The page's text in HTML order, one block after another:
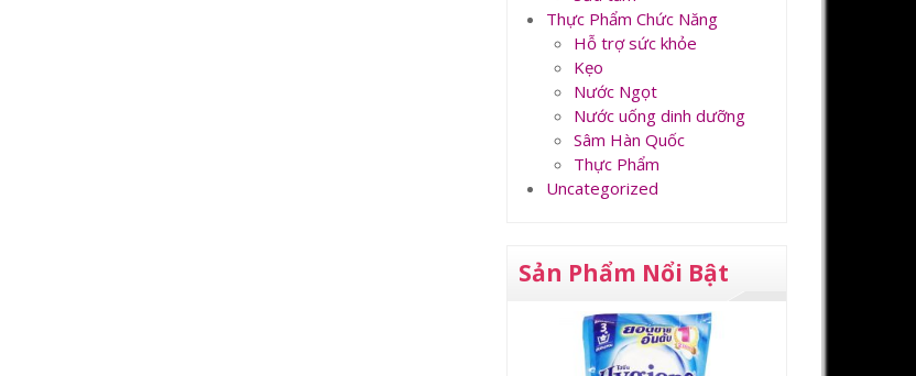
Thực Phẩm Chức Năng
Hỗ trợ sức khỏe
Kẹo
Nước Ngọt
Nước uống dinh dưỡng
Sâm Hàn Quốc
Thực Phẩm
Uncategorized
Sản Phẩm Nổi Bật